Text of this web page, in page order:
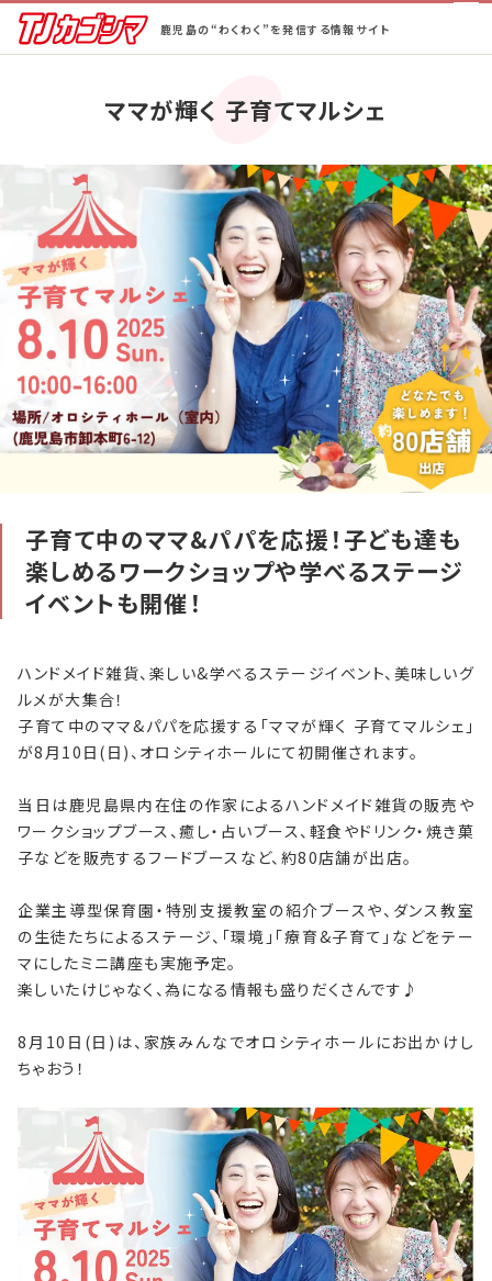
鹿児島の“わくわく”を発信する情報サイト
ピックアップ
BeCAL鹿児島
TJ半額ゴルフ
TJ半額の宿
蒲生郷タイムズ
自社刊行物
運営会社
プライバシーポリシー
ママが輝く 子育てマルシェ
子育て中のママ&パパを応援！子ども達も
楽しめるワークショップや学べるステージ
イベントも開催！
ハンドメイド雑貨、楽しい&学べるステージイベント、美味しいグ
ルメが大集合！
子育て中のママ&パパを応援する「ママが輝く 子育てマルシェ」
が8月10日(日)、オロシティホールにて初開催されます。
当日は鹿児島県内在住の作家によるハンドメイド雑貨の販売や
ワークショップブース、癒し・占いブース、軽食やドリンク・焼き菓
子などを販売するフードブースなど、約80店舗が出店。
企業主導型保育園・特別支援教室の紹介ブースや、ダンス教室
の生徒たちによるステージ、「環境」「療育&子育て」などをテー
マにしたミニ講座も実施予定。
楽しいたけじゃなく、為になる情報も盛りだくさんです♪
8月10日(日)は、家族みんなでオロシティホールにお出かけし
ちゃおう！